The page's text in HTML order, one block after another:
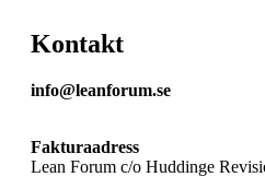
Kontakt
info@leanforum.se
Fakturaadress
Lean Forum c/o Huddinge